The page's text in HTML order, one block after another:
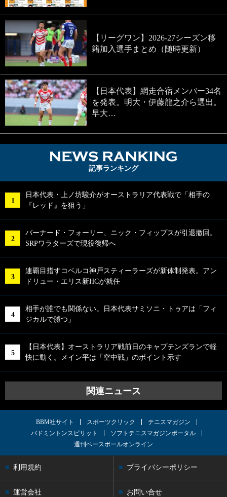
【リーグワン】2026-27シーズン移
籍加入選手まとめ（随時更新）
【日本代表】網走合宿メンバー34名
を発表。明大・伊藤龍之介ら選出。
早大…
記事ランキング
日本代表・上ノ坊駿介がオーストラリア代表戦で「相手の
『レッド』を狙う」
バーナード・フォーリー、ニック・フィップスが引退撤回。
SRPワラターズで現役復帰へ
連覇目指すコベルコ神戸スティーラーズが新体制発表。アン
ドリュー・エリス新HCが就任
相手が誰でも関係ない。日本代表サミソニ・トゥアは「フィ
ジカルで勝つ」
【日本代表】オーストラリア戦前日のキャプテンズランで軽
快に動く。メイン平は「空中戦」のポイント示す
関連ニュース
BBM社サイト スポーツクリック
テニスマガジン
バドミントンスピリット
ソフトテニスマガジンポータル
週刊ベースボールオンライン
利用規約 プライバシーポリシー
運営会社 お問い合せ